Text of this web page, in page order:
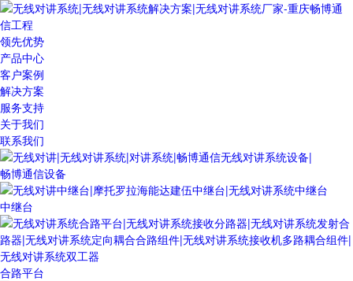
领先优势
产品中心
客户案例
解决方案
服务支持
关于我们
联系我们
畅博通信设备
中继台
合路平台